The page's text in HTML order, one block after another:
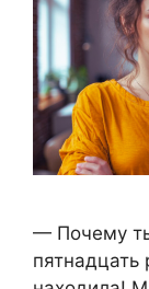
— Почему
пятнадцать